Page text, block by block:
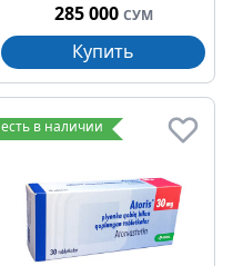
285 000 СУМ
Купить
есть в наличии